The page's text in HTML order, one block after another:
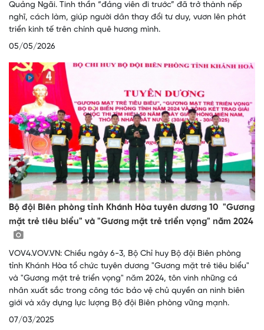
Quảng Ngãi. Tinh thần “đảng viên đi trước” đã trở thành nếp
nghĩ, cách làm, giúp người dân thay đổi tư duy, vươn lên phát
triển kinh tế trên chính quê hương mình.
05/05/2026
Bộ đội Biên phòng tỉnh Khánh Hòa tuyên dương 10 "Gương
mặt trẻ tiêu biểu" và "Gương mặt trẻ triển vọng" năm 2024
VOV4.VOV.VN: Chiều ngày 6-3, Bộ Chỉ huy Bộ đội Biên phòng
tỉnh Khánh Hòa tổ chức tuyên dương "Gương mặt trẻ tiêu biểu"
và "Gương mặt trẻ triển vọng" năm 2024, tôn vinh những cá
nhân xuất sắc trong công tác bảo vệ chủ quyền an ninh biên
giới và xây dựng lực lượng Bộ đội Biên phòng vững mạnh.
07/03/2025